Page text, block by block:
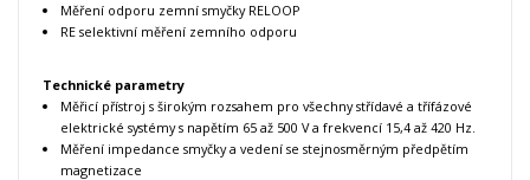
Měření odporu zemní smyčky RELOOP
RE selektivní měření zemního odporu
Technické parametry
Měřicí přístroj s širokým rozsahem pro všechny střídavé a třífázové
elektrické systémy s napětím 65 až 500 V a frekvencí 15,4 až 420 Hz.
Měření impedance smyčky a vedení se stejnosměrným předpětím
magnetizace